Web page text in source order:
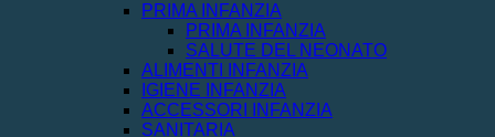
PRIMA INFANZIA
PRIMA INFANZIA
SALUTE DEL NEONATO
ALIMENTI INFANZIA
IGIENE INFANZIA
ACCESSORI INFANZIA
SANITARIA